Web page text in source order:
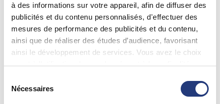
à des informations sur votre appareil, afin de diffuser des
publicités et du contenu personnalisés, d'effectuer des
mesures de performance des publicités et du contenu,
ainsi que de réaliser des études d’audience, favorisant
ainsi le développement de services. Vous avez le choix
quant à l'utilisation de vos données et à leurs finalités.
tout moment en consultant la Déclaration relative aux
cookies ou en cliquant sur l'icône de confidentialité.
Nécessaires
56 - {"num":"56","name":"Morbihan"}
DREAN Lydie
La Trinité-Surzur (56190)
02 97 62 46 80
56 - Morbihan